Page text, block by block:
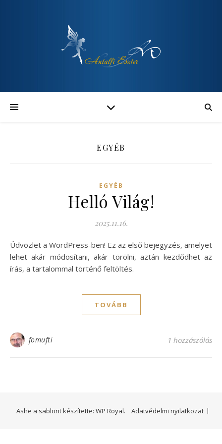
EGYÉB
EGYÉB
Helló Világ!
2025.11.16.
Üdvözlet a WordPress-ben! Ez az első bejegyzés, amelyet
lehet akár módosítani, akár törölni, aztán kezdődhet az
írás, a tartalommal történő feltöltés.
TOVÁBB
fomufti 1 hozzászólás
Adatvédelmi nyilatkozat
Ashe a sablont készítette: WP Royal.